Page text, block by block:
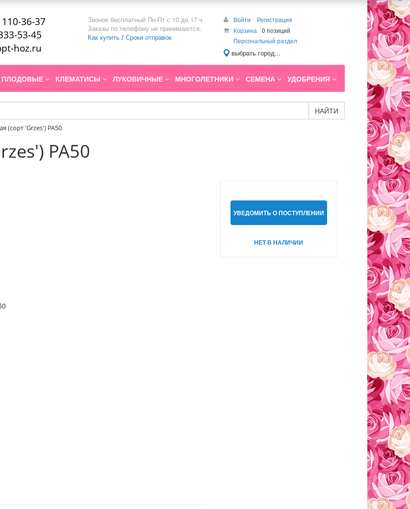
36-37
53-45
hoz.ru
Звонок бесплатный Пн-Пт с 10 до 17 ч
Заказы по телефону не принимаются.
Как купить / Сроки отправок
Войти
Регистрация
Корзина
0 позиций
Персональный раздел
выбрать город...
ПЛОДОВЫЕ КЛЕМАТИСЫ ЛУКОВИЧНЫЕ МНОГОЛЕТНИКИ СЕМЕНА УДОБРЕНИЯ
НАЙТИ
(сорт 'Grzes') PA50
PA50
УВЕДОМИТЬ О ПОСТУПЛЕНИИ
НЕТ В НАЛИЧИИ